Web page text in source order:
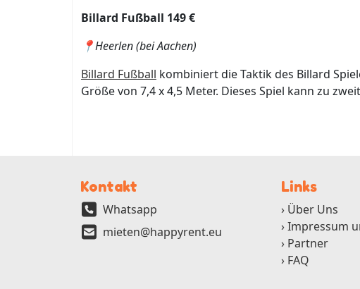
Billard Fußball 149 €
📍Heerlen (bei Aachen)
Billard Fußball kombiniert die Taktik des Billard
Größe von 7,4 x 4,5 Meter. Dieses Spiel kann zu
Kontakt
Whatsapp
mieten@happyrent.eu
Links
Über Uns
Impressum
Partner
FAQ